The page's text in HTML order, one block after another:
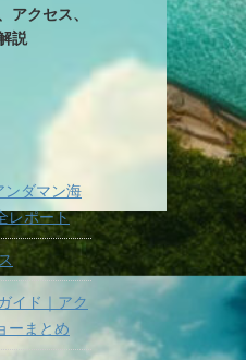
アクセス、
説
ダマン海
レポート
イド｜アク
ーまとめ